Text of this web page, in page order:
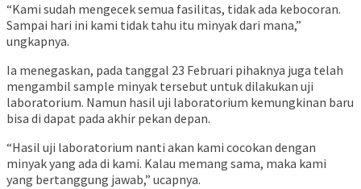
“Kami sudah mengecek semua fasilitas, tidak ada kebocoran.
Sampai hari ini kami tidak tahu itu minyak dari mana,”
ungkapnya.
Ia menegaskan, pada tanggal 23 Februari pihaknya juga telah
mengambil sample minyak tersebut untuk dilakukan uji
laboratorium. Namun hasil uji laboratorium kemungkinan baru
bisa di dapat pada akhir pekan depan.
“Hasil uji laboratorium nanti akan kami cocokan dengan
minyak yang ada di kami. Kalau memang sama, maka kami
yang bertanggung jawab,” ucapnya.